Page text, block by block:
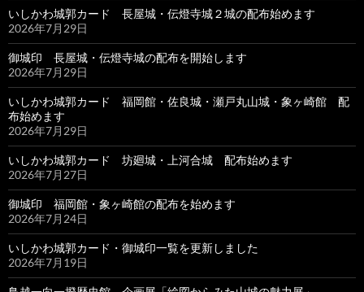
いしかわ城郭カード 長屋城・伝燈寺城２城の配布始めます
2026年7月29日
御城印 長屋城・伝燈寺城の配布を開始します
2026年7月29日
いしかわ城郭カード 福岡館・佐良城・瀬戸丸山城・象ヶ崎館 配
布始めます
2026年7月29日
いしかわ城郭カード 坊廻城・上河合城 配布始めます
2026年7月27日
御城印 福岡館・象ヶ崎館の配布を始めます
2026年7月24日
いしかわ城郭カード・御城印一覧を更新しました
2026年7月19日